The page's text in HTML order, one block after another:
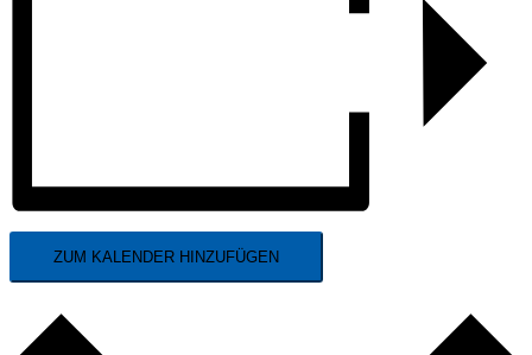
ZUM KALENDER HINZUFÜGEN